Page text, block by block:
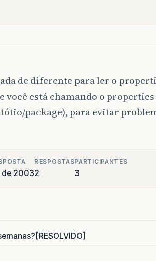
de diferente para ler o
você está chamando o
package), para evitar
de 2003
RESPOSTAS
2
PARTICIPANTES
3